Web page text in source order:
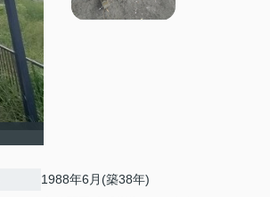
1988年6月(築38年)